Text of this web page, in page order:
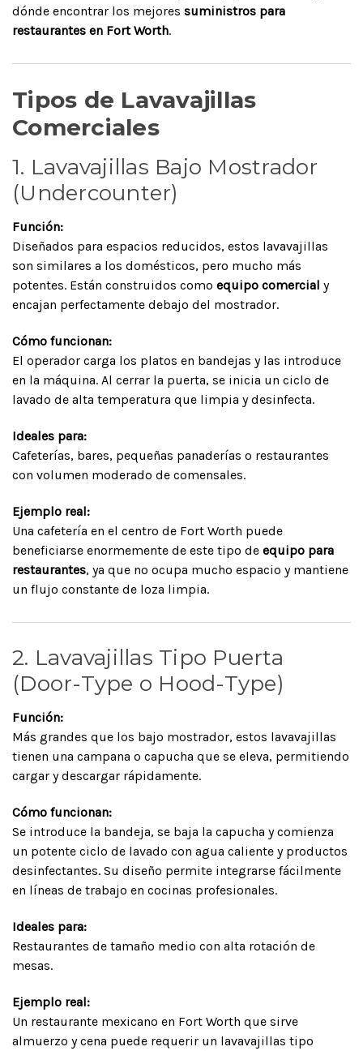
dónde encontrar los mejores suministros para
restaurantes en Fort Worth.
Tipos de Lavavajillas
Comerciales
1. Lavavajillas Bajo Mostrador
(Undercounter)
Función:
Diseñados para espacios reducidos, estos lavavajillas
son similares a los domésticos, pero mucho más
potentes. Están construidos como equipo comercial y
encajan perfectamente debajo del mostrador.
Cómo funcionan:
El operador carga los platos en bandejas y las introduce
en la máquina. Al cerrar la puerta, se inicia un ciclo de
lavado de alta temperatura que limpia y desinfecta.
Ideales para:
Cafeterías, bares, pequeñas panaderías o restaurantes
con volumen moderado de comensales.
Ejemplo real:
Una cafetería en el centro de Fort Worth puede
beneficiarse enormemente de este tipo de equipo para
restaurantes, ya que no ocupa mucho espacio y mantiene
un flujo constante de loza limpia.
2. Lavavajillas Tipo Puerta
(Door-Type o Hood-Type)
Función:
Más grandes que los bajo mostrador, estos lavavajillas
tienen una campana o capucha que se eleva, permitiendo
cargar y descargar rápidamente.
Cómo funcionan:
Se introduce la bandeja, se baja la capucha y comienza
un potente ciclo de lavado con agua caliente y productos
desinfectantes. Su diseño permite integrarse fácilmente
en líneas de trabajo en cocinas profesionales.
Ideales para:
Restaurantes de tamaño medio con alta rotación de
mesas.
Ejemplo real:
Un restaurante mexicano en Fort Worth que sirve
almuerzo y cena puede requerir un lavavajillas tipo